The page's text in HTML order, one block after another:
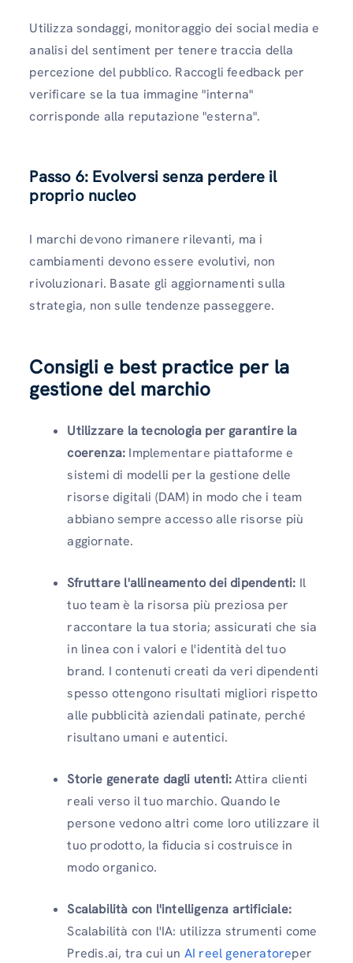
Utilizza sondaggi, monitoraggio dei social media e
analisi del sentiment per tenere traccia della
percezione del pubblico. Raccogli feedback per
verificare se la tua immagine "interna"
corrisponde alla reputazione "esterna".
Passo 6: Evolversi senza perdere il
proprio nucleo
I marchi devono rimanere rilevanti, ma i
cambiamenti devono essere evolutivi, non
rivoluzionari. Basate gli aggiornamenti sulla
strategia, non sulle tendenze passeggere.
Consigli e best practice per la
gestione del marchio
Utilizzare la tecnologia per garantire la
coerenza: Implementare piattaforme e
sistemi di modelli per la gestione delle
risorse digitali (DAM) in modo che i team
abbiano sempre accesso alle risorse più
aggiornate.
Sfruttare l'allineamento dei dipendenti: Il
tuo team è la risorsa più preziosa per
raccontare la tua storia; assicurati che sia
in linea con i valori e l'identità del tuo
brand. I contenuti creati da veri dipendenti
spesso ottengono risultati migliori rispetto
alle pubblicità aziendali patinate, perché
risultano umani e autentici.
Storie generate dagli utenti:Attira clienti
reali verso il tuo marchio. Quando le
persone vedono altri come loro utilizzare il
tuo prodotto, la fiducia si costruisce in
modo organico.
Scalabilità con l'intelligenza artificiale:
Scalabilità con l'IA: utilizza strumenti come
Predis.ai, tra cui un AI reel generatoreper